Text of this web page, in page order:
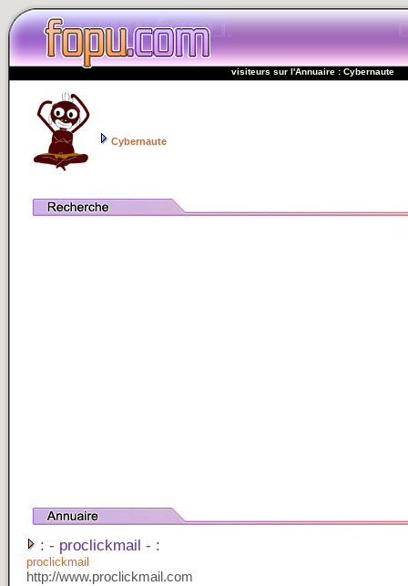
visiteurs sur l'Annuaire : Cybernaute
Cybernaute
: - proclickmail - :
proclickmail
http://www.proclickmail.com